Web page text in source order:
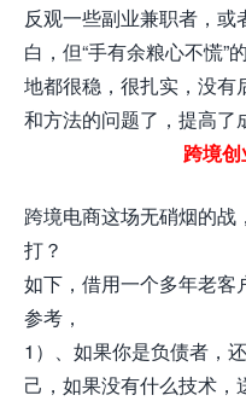
反观一些副业兼职者，
白，但“手有余粮心不慌”
地都很稳，很扎实，没有
和方法的问题了，提高了
跨境
跨境电商这场无硝烟的
打？
如下，借用一个多年老客
参考，
1）、如果你是负债者，
己，如果没有什么技术，